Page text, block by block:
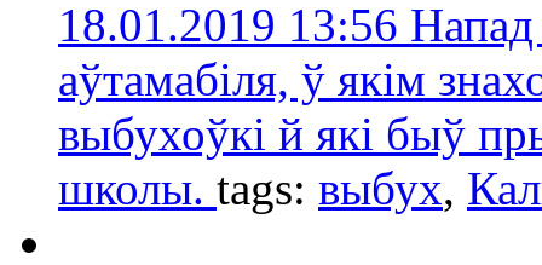
18.01.2019 13:56
аўтамабіля, ў якім
выбухоўкі й які быў
школы. tags: выбух,